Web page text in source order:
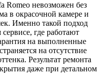
Romeo невозможен без
в окрасочной камере и
Именно такой подход
где работают
на выполненные
на отсутствие
Результат ремонта
даже при детальном